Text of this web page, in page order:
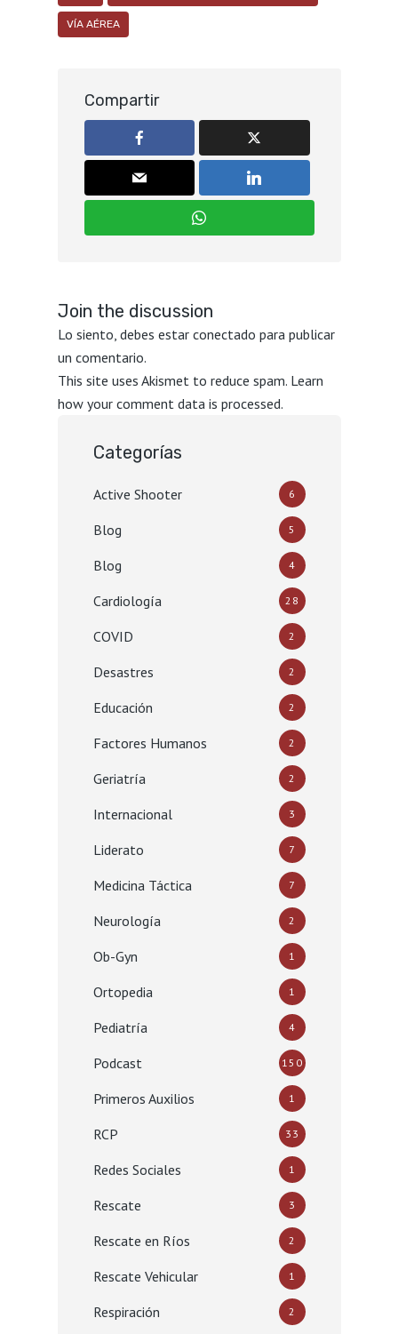
VÍA AÉREA
Compartir
Join the discussion
Lo siento, debes estar conectado para publicar
un comentario.
This site uses Akismet to reduce spam. Learn
how your comment data is processed.
Categorías
Active Shooter 6
Blog 5
Blog 4
Cardiología 28
COVID 2
Desastres 2
Educación 2
Factores Humanos 2
Geriatría 2
Internacional 3
Liderato 7
Medicina Táctica 7
Neurología 2
Ob-Gyn 1
Ortopedia 1
Pediatría 4
Podcast 150
Primeros Auxilios 1
RCP 33
Redes Sociales 1
Rescate 3
Rescate en Ríos 2
Rescate Vehicular 1
Respiración 2